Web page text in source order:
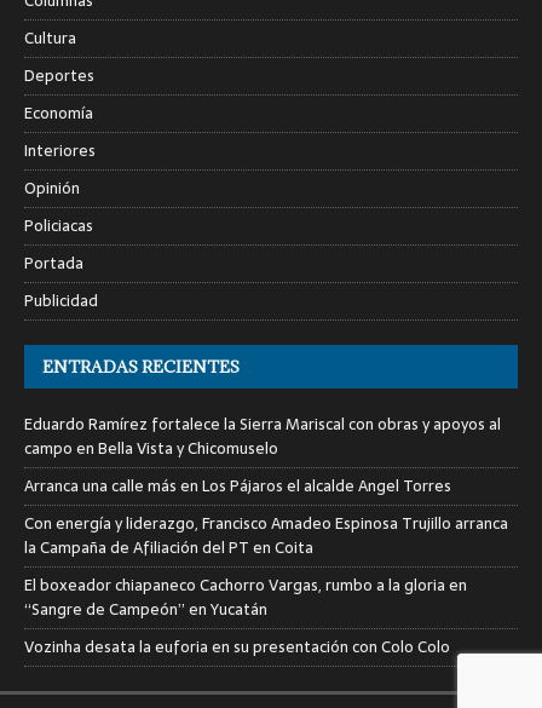
Cultura
Deportes
Economía
Interiores
Opinión
Policiacas
Portada
Publicidad
ENTRADAS RECIENTES
Eduardo Ramírez fortalece la Sierra Mariscal con obras y apoyos al
campo en Bella Vista y Chicomuselo
Arranca una calle más en Los Pájaros el alcalde Angel Torres
Con energía y liderazgo, Francisco Amadeo Espinosa Trujillo arranca
la Campaña de Afiliación del PT en Coita
El boxeador chiapaneco Cachorro Vargas, rumbo a la gloria en
“Sangre de Campeón” en Yucatán
Vozinha desata la euforia en su presentación con Colo Colo